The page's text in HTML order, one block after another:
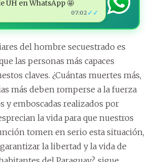
ÚH en WhatsApp 🤩
07:02 ✓✓
del hombre secuestrado es
las personas más capaces
claves. ¿Cuántas muertes más,
más deben romperse a la fuerza
y emboscadas realizados por
la vida para que nuestros
tomen en serio esta situación,
la libertad y la vida de